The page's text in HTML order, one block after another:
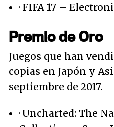
· FIFA 17 –
Premio de Oro
Juegos que han
copias en Japón y
septiembre de 2017.
· Uncharted: The